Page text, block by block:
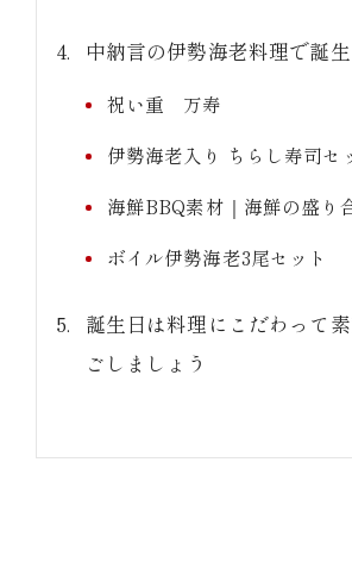
中納言の伊勢海老料理で誕
祝い重 万寿
伊勢海老入り ちらし寿司セ
海鮮BBQ素材｜海鮮の盛り
ボイル伊勢海老3尾セット
誕生日は料理にこだわって
ごしましょう